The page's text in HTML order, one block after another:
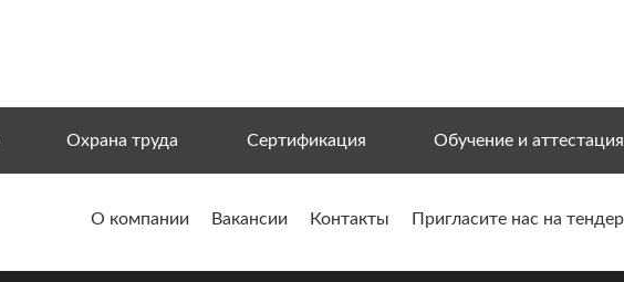
Охрана труда Сертификация Обучение и аттестация
О компании Вакансии Контакты Пригласите нас на тендер